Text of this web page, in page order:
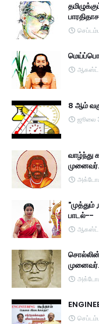
ஆகஸ்ட்
8 ஆம்
ஜூலை
வாழ்ந்து
பாடல்--
ஆகஸ்ட்
சொல்லின்